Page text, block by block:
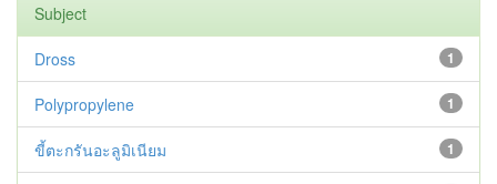
Subject
1
Dross
1
Polypropylene
1
ขี้ตะกรันอะลูมิเนียม